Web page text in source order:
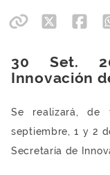
30 Set.
Innovación
Se realizará, de
septiembre, 1 y 2
Secretaría de